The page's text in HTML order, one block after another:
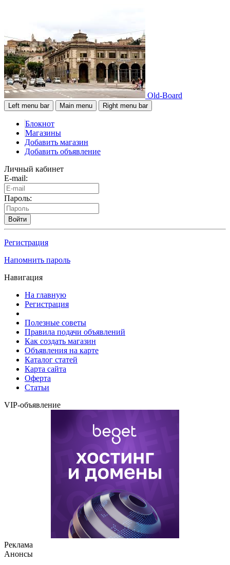
Old-Board
Left menu bar Main menu Right menu bar
Блокнот
Магазины
Добавить магазин
Добавить объявление
Личный кабинет
E-mail:
Пароль:
Войти
Регистрация
Напомнить пароль
Навигация
На главную
Регистрация
Полезные советы
Правила подачи объявлений
Как создать магазин
Объявления на карте
Каталог статей
Карта сайта
Оферта
Статьи
VIP-объявление
Реклама
Анонсы